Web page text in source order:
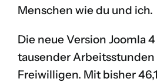
Menschen wie du und ich.
Die neue Version Joomla
tausender Arbeitsstunden
Freiwilligen. Mit bisher